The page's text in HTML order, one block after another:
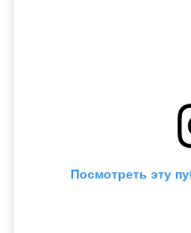
Посмотреть эту